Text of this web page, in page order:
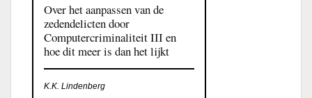
Over het aanpassen van de
zedendelicten door
Computercriminaliteit III en
hoe dit meer is dan het lijkt
K.K. Lindenberg